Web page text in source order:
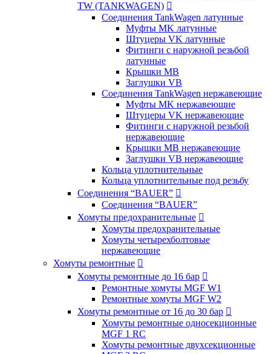
TW (TANKWAGEN) 
Соединения TankWagen латунные
Муфты MK латунные
Штуцеры VK латунные
Фитинги с наружной резьбой
латунные
Крышки MB
Заглушки VB
Соединения TankWagen нержавеющие
Муфты MK нержавеющие
Штуцеры VK нержавеющие
Фитинги с наружной резьбой
нержавеющие
Крышки MB нержавеющие
Заглушки VB нержавеющие
Кольца уплотнительные
Кольца уплотнительные под резьбу
Соединения “BAUER” 
Соединения “BAUER”
Хомуты предохранительные 
Хомуты предохранительные
Хомуты четырехболтовые
нержавеющие
Хомуты ремонтные 
Хомуты ремонтные до 16 бар 
Ремонтные хомуты MGF W1
Ремонтные хомуты MGF W2
Хомуты ремонтные от 16 до 30 бар 
Хомуты ремонтные односекционные
MGF 1 RC
Хомуты ремонтные двухсекционные